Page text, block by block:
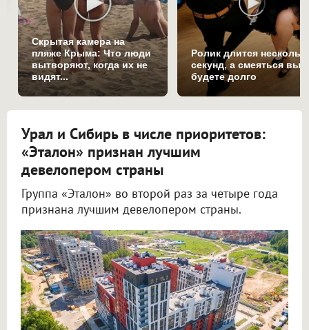
Скрытая камера на
пляже Крыма: Что люди
вытворяют, когда их не
видят...
Ролик длится
секунд, а смеяться вы
будете долго
Урал и Сибирь в числе приоритетов:
«Эталон» признан лучшим
девелопером страны
Группа «Эталон» во второй раз за четыре года
признана лучшим девелопером страны.